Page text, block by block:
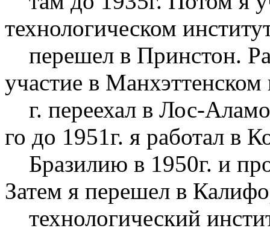
технологическом
перешел в Принстон.
участие в
г. переехал в Лос-
го до 1951г. я работал в
Бразилию в 1950г. и
Затем я перешел в
технологический